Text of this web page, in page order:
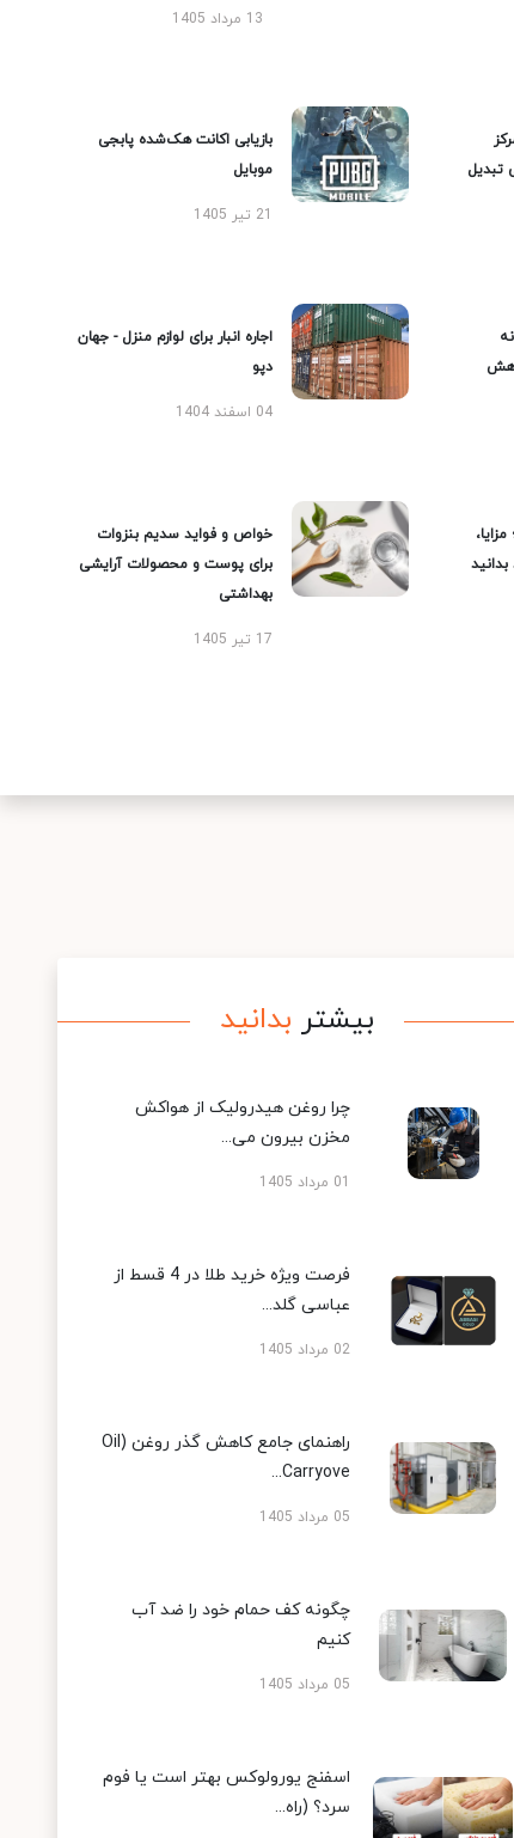
13 مرداد 1405
تبدیل
بازیابی اکانت هک‌شده پابجی
موبایل
21 تیر 1405
اجاره انبار برای لوازم منزل - جهان
دپو
04 اسفند 1404
خواص و فواید سدیم بنزوات
برای پوست و محصولات آرایشی
بهداشتی
17 تیر 1405
بیشتر بدانید
چرا روغن هیدرولیک از هواکش
مخزن بیرون می...
01 مرداد 1405
فرصت ویژه خرید طلا در 4 قسط از
عباسی گلد...
02 مرداد 1405
راهنمای جامع کاهش گذر روغن (Oil
Carryove...
05 مرداد 1405
چگونه کف حمام خود را ضد آب
کنیم
05 مرداد 1405
اسفنج یورولوکس بهتر است یا فوم
سرد؟ (راه...